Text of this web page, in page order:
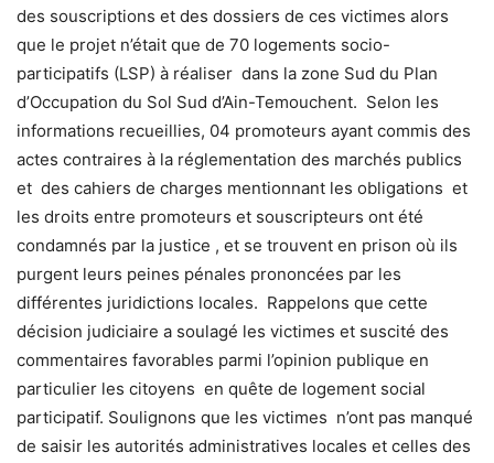
des souscriptions et des dossiers de ces victimes alors
que le projet n’était que de 70 logements socio-
participatifs (LSP) à réaliser dans la zone Sud du Plan
d’Occupation du Sol Sud d’Ain-Temouchent. Selon les
informations recueillies, 04 promoteurs ayant commis des
actes contraires à la réglementation des marchés publics
et des cahiers de charges mentionnant les obligations et
les droits entre promoteurs et souscripteurs ont été
condamnés par la justice , et se trouvent en prison où ils
purgent leurs peines pénales prononcées par les
différentes juridictions locales. Rappelons que cette
décision judiciaire a soulagé les victimes et suscité des
commentaires favorables parmi l’opinion publique en
particulier les citoyens en quête de logement social
participatif. Soulignons que les victimes n’ont pas manqué
de saisir les autorités administratives locales et celles des